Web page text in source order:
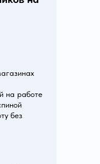
на работе
без